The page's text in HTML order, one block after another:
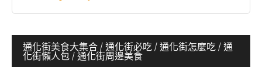
文
通化街美食大集合 / 通化街必吃 / 通化街怎麼吃 / 通
化街懶人包 / 通化街周邊美食